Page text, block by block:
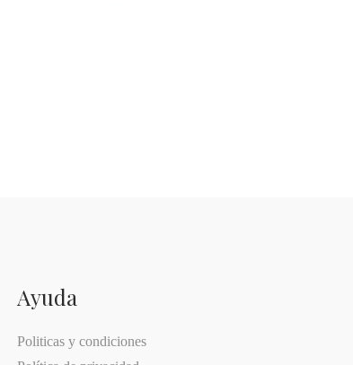
Ayuda
Politicas y condiciones